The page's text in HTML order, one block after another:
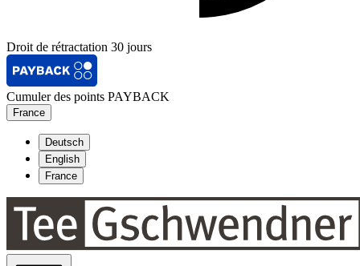
Droit de rétractation 30 jours
Cumuler des points PAYBACK
France
Deutsch
English
France